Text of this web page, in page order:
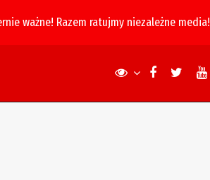
ważne! Razem ratujmy niezależne media!